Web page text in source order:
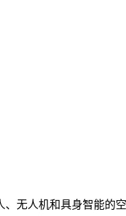
无人机和具身智能的空